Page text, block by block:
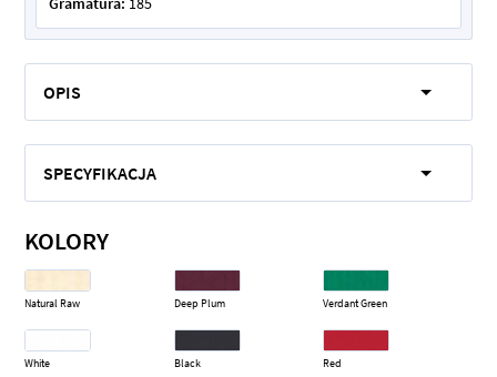
OPIS
SPECYFIKACJA
KOLORY
Natural Raw Deep Plum Verdant Green
White Black Red